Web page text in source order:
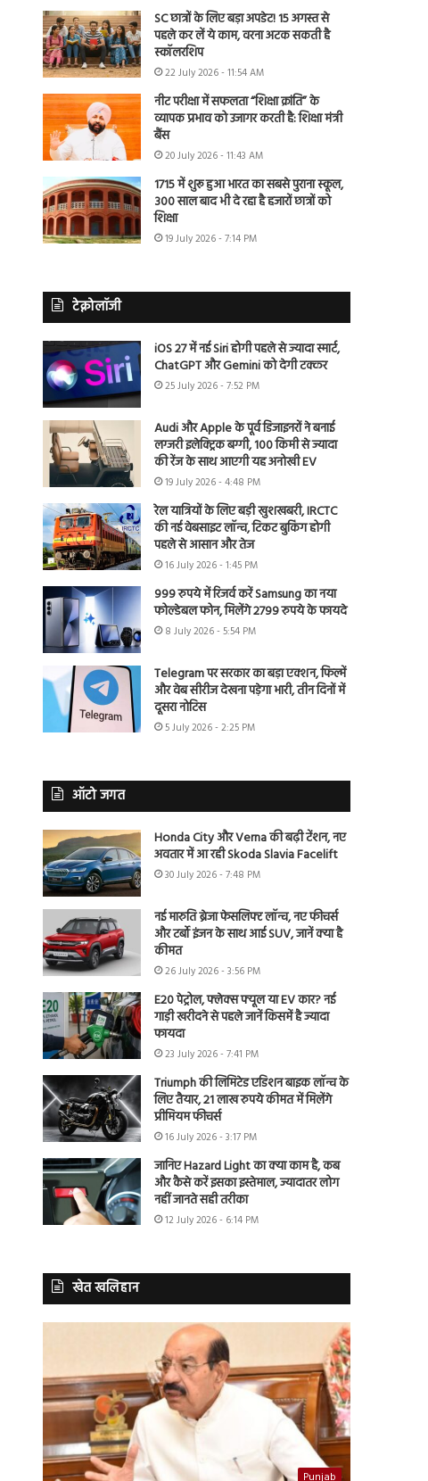
SC छात्रों के लिए बड़ा अपडेट! 15 अगस्त से
पहले कर लें ये काम, वरना अटक सकती है
स्कॉलरशिप
22 July 2026 - 11:54 AM
नीट परीक्षा में सफलता “शिक्षा क्रांति” के
व्यापक प्रभाव को उजागर करती है: शिक्षा मंत्री
बैंस
20 July 2026 - 11:43 AM
1715 में शुरू हुआ भारत का सबसे पुराना स्कूल,
300 साल बाद भी दे रहा है हजारों छात्रों को
शिक्षा
19 July 2026 - 7:14 PM
टेक्नोलॉजी
iOS 27 में नई Siri होगी पहले से ज्यादा स्मार्ट,
ChatGPT और Gemini को देगी टक्कर
25 July 2026 - 7:52 PM
Audi और Apple के पूर्व डिजाइनरों ने बनाई
लग्जरी इलेक्ट्रिक बग्गी, 100 किमी से ज्यादा
की रेंज के साथ आएगी यह अनोखी EV
19 July 2026 - 4:48 PM
रेल यात्रियों के लिए बड़ी खुशखबरी, IRCTC
की नई वेबसाइट लॉन्च, टिकट बुकिंग होगी
पहले से आसान और तेज
16 July 2026 - 1:45 PM
999 रुपये में रिजर्व करें Samsung का नया
फोल्डेबल फोन, मिलेंगे 2799 रुपये के फायदे
8 July 2026 - 5:54 PM
Telegram पर सरकार का बड़ा एक्शन, फिल्में
और वेब सीरीज देखना पड़ेगा भारी, तीन दिनों में
दूसरा नोटिस
5 July 2026 - 2:25 PM
ऑटो जगत
Honda City और Verna की बढ़ी टेंशन, नए
अवतार में आ रही Skoda Slavia Facelift
30 July 2026 - 7:48 PM
नई मारुति ब्रेजा फेसलिफ्ट लॉन्च, नए फीचर्स
और टर्बो इंजन के साथ आई SUV, जानें क्या है
कीमत
26 July 2026 - 3:56 PM
E20 पेट्रोल, फ्लेक्स फ्यूल या EV कार? नई
गाड़ी खरीदने से पहले जानें किसमें है ज्यादा
फायदा
23 July 2026 - 7:41 PM
Triumph की लिमिटेड एडिशन बाइक लॉन्च के
लिए तैयार, 21 लाख रुपये कीमत में मिलेंगे
प्रीमियम फीचर्स
16 July 2026 - 3:17 PM
जानिए Hazard Light का क्या काम है, कब
और कैसे करें इसका इस्तेमाल, ज्यादातर लोग
नहीं जानते सही तरीका
12 July 2026 - 6:14 PM
खेत खलिहान
Punjab